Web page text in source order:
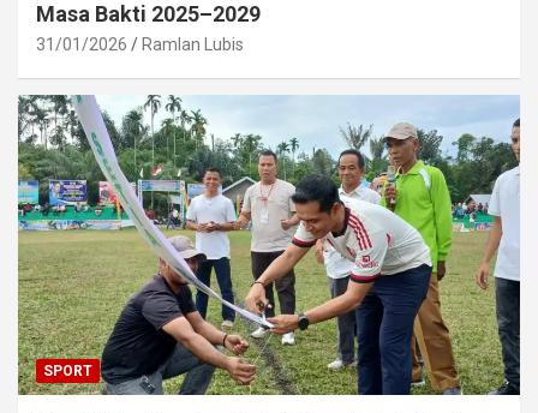
Masa Bakti 2025–2029
31/01/2026 Ramlan Lubis
SPORT